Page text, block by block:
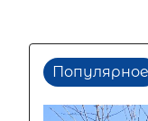
Популярное